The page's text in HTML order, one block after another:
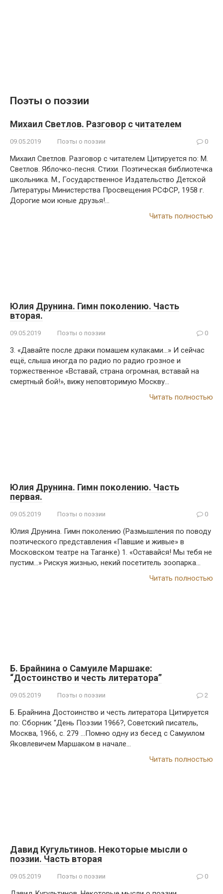
Поэты о поэзии
Михаил Светлов. Разговор с читателем
09.05.2019 Поэты о поэзии 0
Михаил Светлов. Разговор с читателем Цитируется по: М.
Светлов. Яблочко-песня. Стихи. Поэтическая библиотечка
школьника. М., Государственное Издательство Детской
Литературы Министерства Просвещения РСФСР, 1958 г.
Дорогие мои юные друзья!…
Читать полностью
Юлия Друнина. Гимн поколению. Часть
вторая.
09.05.2019 Поэты о поэзии 0
3. «Давайте после драки помашем кулаками…» И сейчас
ещё, слыша иногда по радио по радио грозное и
торжественное «Вставай, стра­на огромная, вставай на
смертный бой!», вижу неповторимую Москву…
Читать полностью
Юлия Друнина. Гимн поколению. Часть
первая.
09.05.2019 Поэты о поэзии 0
Юлия Друнина. Гимн поколению (Размышления по поводу
поэтического представления «Павшие и живые» в
Московском театре на Таганке) 1. «Оставайся! Мы тебя не
пустим…» Рискуя жизнью, некий посетитель зоопарка…
Читать полностью
Б. Брайнина о Самуиле Маршаке:
“Достоинство и честь литератора”
09.05.2019 Поэты о поэзии 2
Б. Брайнина Достоинство и честь литератора Цитируется
по: Сборник “День Поэзии 1966?, Советский писатель,
Москва, 1966, с. 279 …Помню одну из бесед с Самуилом
Яковлевичем Маршаком в начале…
Читать полностью
Давид Кугультинов. Некоторые мысли о
поэзии. Часть вторая
09.05.2019 Поэты о поэзии 0